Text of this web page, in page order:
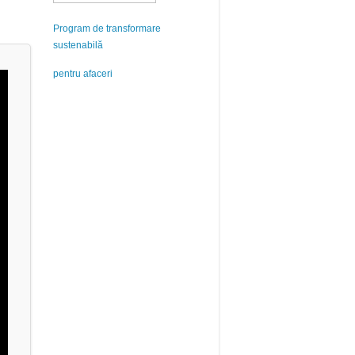
Program de transformare
sustenabilă
pentru afaceri